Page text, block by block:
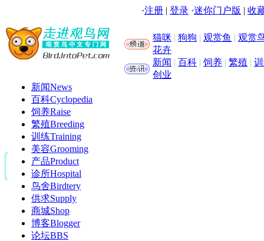
·注册 | 登录 ·迷你门户版 | 收
猫咪 | 狗狗 | 观赏鱼 | 观赏
花卉
新闻 | 百科 | 饲养 | 繁殖 |
创业
新闻News
百科Cyclopedia
饲养Raise
繁殖Breeding
训练Training
美容Grooming
产品Product
诊所Hospital
鸟舍Birdtery
供求Supply
商城Shop
博客Blogger
论坛BBS